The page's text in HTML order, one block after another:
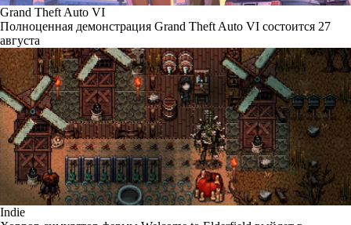
Grand Theft Auto VI
Полноценная демонстрация Grand Theft Auto VI состоится 27
августа
Indie